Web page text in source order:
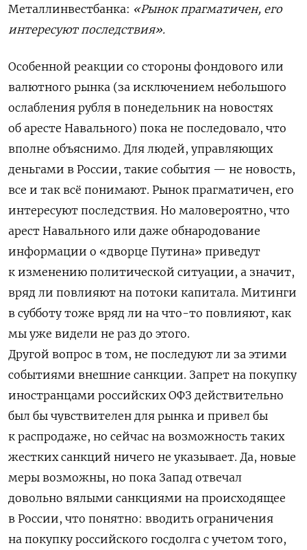
Металлинвестбанка: «Рынок прагматичен, его
интересуют последствия».
Особенной реакции со стороны фондового или
валютного рынка (за исключением небольшого
ослабления рубля в понедельник на новостях
об аресте Навального) пока не последовало, что
вполне объяснимо. Для людей, управляющих
деньгами в России, такие события — не новость,
все и так всё понимают. Рынок прагматичен, его
интересуют последствия. Но маловероятно, что
арест Навального или даже обнародование
информации о «дворце Путина» приведут
к изменению политической ситуации, а значит,
вряд ли повлияют на потоки капитала. Митинги
в субботу тоже вряд ли на что-то повлияют, как
мы уже видели не раз до этого.
Другой вопрос в том, не последуют ли за этими
событиями внешние санкции. Запрет на покупку
иностранцами российских ОФЗ действительно
был бы чувствителен для рынка и привел бы
к распродаже, но сейчас на возможность таких
жестких санкций ничего не указывает. Да, новые
меры возможны, но пока Запад отвечал
довольно вялыми санкциями на происходящее
в России, что понятно: вводить ограничения
на покупку российского госдолга с учетом того,